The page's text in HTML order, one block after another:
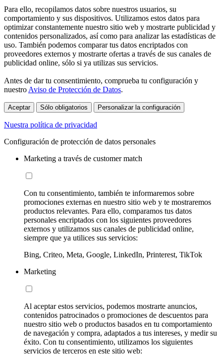
Para ello, recopilamos datos sobre nuestros usuarios, su
comportamiento y sus dispositivos. Utilizamos estos datos para
optimizar constantemente nuestro sitio web y mostrarte publicidad y
contenidos personalizados, así como para analizar las estadísticas de
uso. También podemos comparar tus datos encriptados con
proveedores externos y mostrarte ofertas a través de sus canales de
publicidad online, sólo si ya utilizas sus servicios.
Antes de dar tu consentimiento, comprueba tu configuración y
nuestro Aviso de Protección de Datos.
Aceptar Sólo obligatorios Personalizar la configuración
Nuestra política de privacidad
Configuración de protección de datos personales
Marketing a través de customer match
Con tu consentimiento, también te informaremos sobre
promociones externas en nuestro sitio web y te mostraremos
productos relevantes. Para ello, comparamos tus datos
personales encriptados con los siguientes proveedores
externos y utilizamos sus canales de publicidad online,
siempre que ya utilices sus servicios:
Bing, Criteo, Meta, Google, LinkedIn, Printerest, TikTok
Marketing
Al aceptar estos servicios, podemos mostrarte anuncios,
contenidos patrocinados o promociones de descuentos para
nuestro sitio web o productos basados en tu comportamiento
de navegación y compra, adaptados a tus intereses, y medir su
éxito. Con tu consentimiento, utilizamos los siguientes
servicios de terceros en este sitio web: